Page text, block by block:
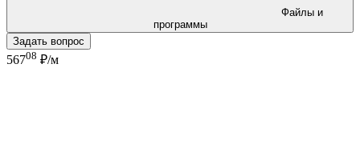
программы
Задать вопрос
56708 ₽/м